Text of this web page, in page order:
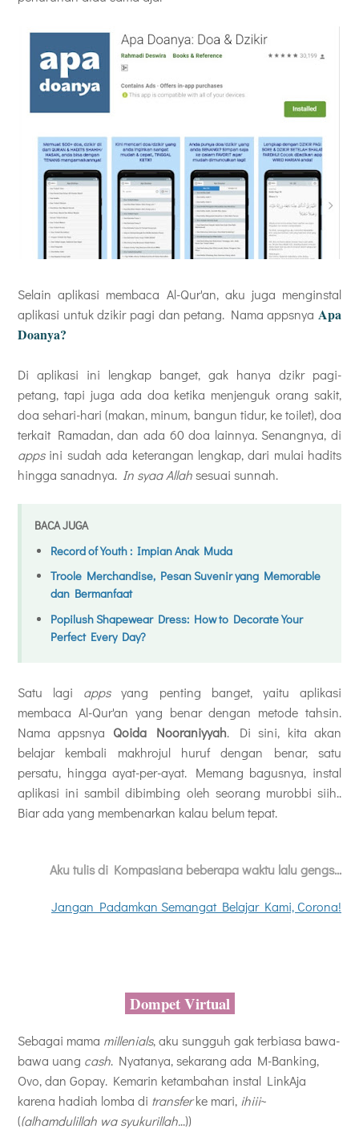
Selain aplikasi membaca Al-Qur'an, aku juga menginstal
aplikasi untuk dzikir pagi dan petang. Nama appsnya Apa
Doanya?
Di aplikasi ini lengkap banget, gak hanya dzikr pagi-
petang, tapi juga ada doa ketika menjenguk orang sakit,
doa sehari-hari (makan, minum, bangun tidur, ke toilet), doa
terkait Ramadan, dan ada 60 doa lainnya. Senangnya, di
apps ini sudah ada keterangan lengkap, dari mulai hadits
hingga sanadnya. In syaa Allahsesuai sunnah.
BACA JUGA
Record of Youth : Impian Anak Muda
Troole Merchandise, Pesan Suvenir yang Memorable
dan Bermanfaat
Popilush Shapewear Dress: How to Decorate Your
Perfect Every Day?
Satu lagi appsyang penting banget, yaitu aplikasi
membaca Al-Qur'an yang benar dengan metode tahsin.
Nama appsnya Qoida Nooraniyyah. Di sini, kita akan
belajar kembali makhrojul huruf dengan benar, satu
persatu, hingga ayat-per-ayat. Memang bagusnya, instal
aplikasi ini sambil dibimbing oleh seorang murobbi siih..
Biar ada yang membenarkan kalau belum tepat.
Aku tulis di Kompasiana beberapa waktu lalu gengs...
Jangan Padamkan Semangat Belajar Kami, Corona!
Dompet Virtual
Sebagai mama millenials, aku sungguh gak terbiasa bawa-
bawa uang cash. Nyatanya, sekarang ada M-Banking,
Ovo, dan Gopay. Kemarin ketambahan instal LinkAja
karena hadiah lomba di transferke mari, ihiii~
((alhamdulillah wa syukurillah...))